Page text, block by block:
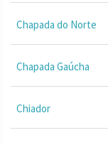
Chapada do Norte
Chapada Gaúcha
Chiador